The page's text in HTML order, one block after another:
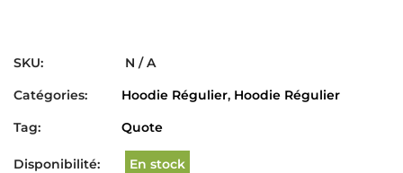
SKU:
N / A
Catégories:
Hoodie Régulier, Hoodie Régulier
Tag:
Quote
Disponibilité: En stock